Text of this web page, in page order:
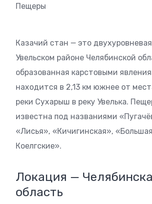
Пещеры
Казачий стан — это
Увельском районе Челябинской
образованная карстовыми
находится в 2,13 км южнее от
реки Сухарыш в реку Увелька.
известна под названиями
«Лисья», «Кичигинская»,
Коелгские».
Локация —
область